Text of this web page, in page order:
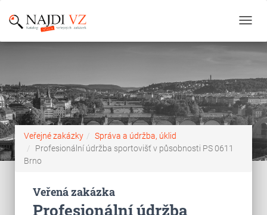
Veřejné zakázky
Správa a údržba, úklid
Profesionální údržba sportovišť v působnosti PS 0611
Brno
Veřená zakázka
Profesionální údržba